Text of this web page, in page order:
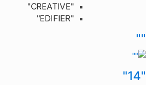
"CREATIVE"
"EDIFIER"
Brands Carousel
""
"14"